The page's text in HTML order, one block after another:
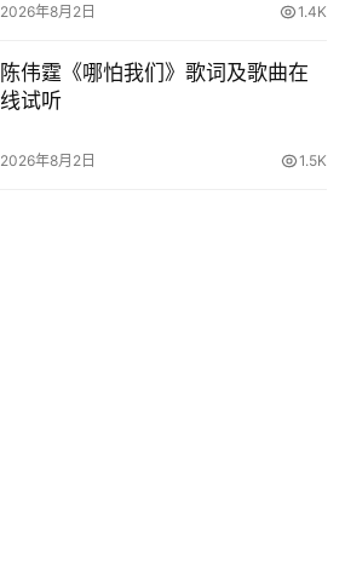
2026年8月2日 1.4K
陈伟霆《哪怕我们》歌词及歌曲在
线试听
2026年8月2日 1.5K